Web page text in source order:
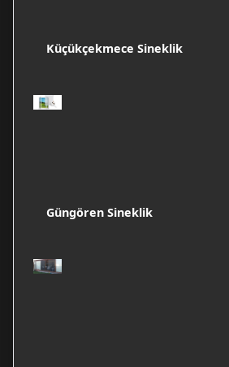
Küçükçekmece Sineklik
Güngören Sineklik